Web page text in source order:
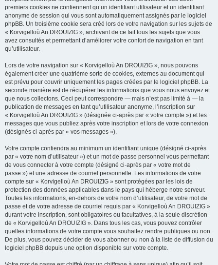
premiers cookies ne contiennent qu’un identifiant utilisateur et un identifiant
anonyme de session qui vous sont automatiquement assignés par le logiciel
phpBB. Un troisième cookie sera créé lors de votre navigation sur les sujets de
« Korvigelloù An DROUIZIG », archivant de ce fait tous les sujets que vous
avez consultés et permettant d’améliorer votre confort de navigation en tant
qu’utilisateur.
Lors de votre navigation sur « Korvigelloù An DROUIZIG », nous pouvons
également créer une quatrième sorte de cookies, externes au document qui
est prévu pour couvrir uniquement les pages créées par le logiciel phpBB. La
seconde manière est de récupérer les informations que vous nous envoyez et
que nous collectons. Ceci peut correspondre — mais n’est pas limité à — la
publication de messages en tant qu’utilisateur anonyme, l’inscription sur
« Korvigelloù An DROUIZIG » (désignée ci-après par « votre compte ») et les
messages que vous publiez après votre inscription et lors de votre connexion
(désignés ci-après par « vos messages »).
Votre compte contiendra au minimum un identifiant unique (désigné ci-après
par « votre nom d’utilisateur ») et un mot de passe personnel vous permettant
de vous connecter à votre compte (désigné ci-après par « votre mot de
passe ») et une adresse de courriel personnelle. Les informations de votre
compte sur « Korvigelloù An DROUIZIG » sont protégées par les lois de
protection des données applicables dans le pays qui héberge notre serveur.
Toutes les informations, en-dehors de votre nom d’utilisateur, de votre mot de
passe et de votre adresse de courriel requis par « Korvigelloù An DROUIZIG »
durant votre inscription, sont obligatoires ou facultatives, à la seule discrétion
de « Korvigelloù An DROUIZIG ». Dans tous les cas, vous pouvez contrôler
quelles informations de votre compte vous souhaitez rendre publiques ou non.
De plus, vous pouvez décider de vous abonner ou non à la liste de diffusion du
logiciel phpBB depuis une option disponible sur votre compte.